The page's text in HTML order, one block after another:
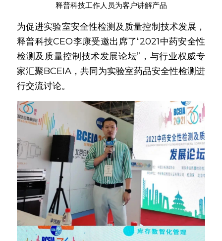
释普科技工作人员为客户讲解产品
为促进实验室安全性检测及质量控制技术发展，
释普科技CEO李康受邀出席了“2021中药安全性
检测及质量控制技术发展论坛”，与行业权威专
家汇聚BCEIA，共同为实验室药品安全性检测进
行交流讨论。